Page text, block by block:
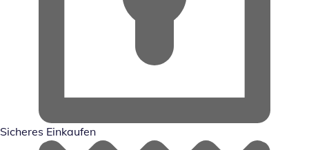
Sicheres Einkaufen